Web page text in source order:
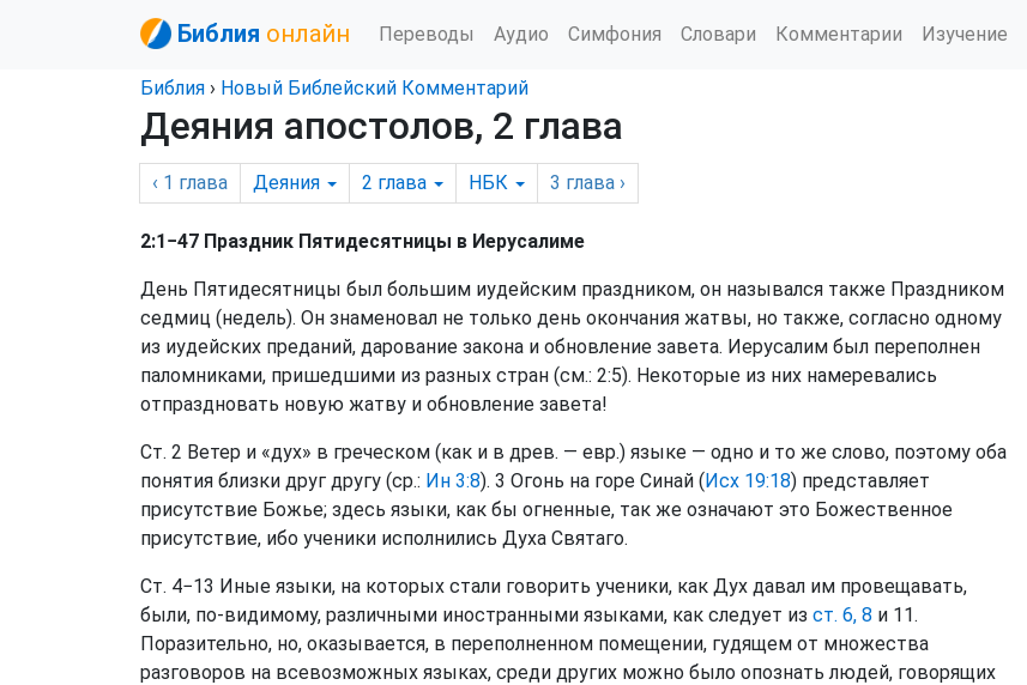
Библия онлайн Переводы Аудио Симфония Словари Комментарии Изучение
Библия › Новый Библейский Комментарий
Деяния апостолов, 2 глава
‹ 1 глава Деяния 2 глава НБК 3 глава ›
2:1−47 Праздник Пятидесятницы в Иерусалиме
День Пятидесятницы был большим иудейским праздником, он назывался также Праздником
седмиц (недель). Он знаменовал не только день окончания жатвы, но также, согласно одному
из иудейских преданий, дарование закона и обновление завета. Иерусалим был переполнен
паломниками, пришедшими из разных стран (см.: 2:5). Некоторые из них намеревались
отпраздновать новую жатву и обновление завета!
Ст. 2 Ветер и «дух» в греческом (как и в древ. — евр.) языке — одно и то же слово, поэтому оба
понятия близки друг другу (ср.: Ин 3:8). 3 Огонь на горе Синай (Исх 19:18) представляет
присутствие Божье; здесь языки, как бы огненные, так же означают это Божественное
присутствие, ибо ученики исполнились Духа Святаго.
Ст. 4−13 Иные языки, на которых стали говорить ученики, как Дух давал им провещавать,
были, по-видимому, различными иностранными языками, как следует из ст. 6, 8 и 11.
Поразительно, но, оказывается, в переполненном помещении, гудящем от множества
разговоров на всевозможных языках, среди других можно было опознать людей, говорящих